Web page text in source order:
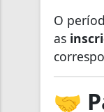
O
as
🤝